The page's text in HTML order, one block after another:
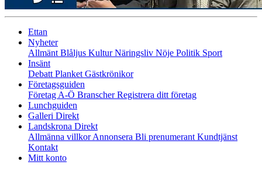
Ettan
Nyheter
Allmänt Blåljus KulturNäringsliv Nöje Politik Sport
Insänt
Debatt Planket Gästkrönikor
Företagsguiden
Företag A-Ö BranscherRegistrera ditt företag
Lunchguiden
Galleri Direkt
Landskrona Direkt
Allmänna villkorAnnonsera Bli prenumerant Kundtjänst
Kontakt
Mitt konto